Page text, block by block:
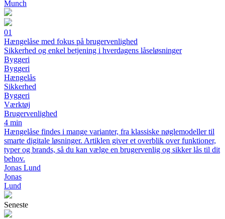
Munch
01
Hængelåse med fokus på brugervenlighed
Sikkerhed og enkel betjening i hverdagens låseløsninger
Byggeri
Byggeri
Hængelås
Sikkerhed
Byggeri
Værktøj
Brugervenlighed
4 min
Hængelåse findes i mange varianter, fra klassiske nøglemodeller til
smarte digitale løsninger. Artiklen giver et overblik over funktioner,
typer og brands, så du kan vælge en brugervenlig og sikker lås til dit
behov.
Jonas Lund
Jonas
Lund
Seneste